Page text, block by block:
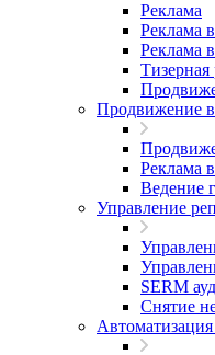
Реклама
Реклама
Реклама
Тизерная
Продвижение
Реклама
Ведение
Управление
SERM
Снятие